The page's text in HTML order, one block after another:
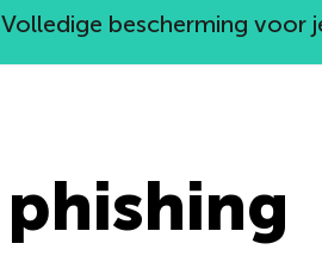
Volledige bescherming voor
phishing